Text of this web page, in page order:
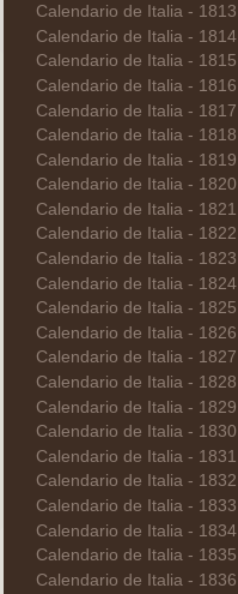
Calendario de Italia - 1813
Calendario de Italia - 1814
Calendario de Italia - 1815
Calendario de Italia - 1816
Calendario de Italia - 1817
Calendario de Italia - 1818
Calendario de Italia - 1819
Calendario de Italia - 1820
Calendario de Italia - 1821
Calendario de Italia - 1822
Calendario de Italia - 1823
Calendario de Italia - 1824
Calendario de Italia - 1825
Calendario de Italia - 1826
Calendario de Italia - 1827
Calendario de Italia - 1828
Calendario de Italia - 1829
Calendario de Italia - 1830
Calendario de Italia - 1831
Calendario de Italia - 1832
Calendario de Italia - 1833
Calendario de Italia - 1834
Calendario de Italia - 1835
Calendario de Italia - 1836